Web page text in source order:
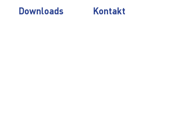
Downloads Kontakt